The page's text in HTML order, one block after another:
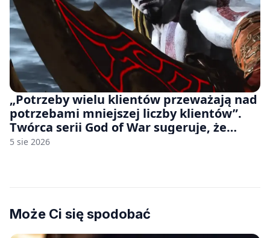
„Potrzeby wielu klientów przeważają nad
potrzebami mniejszej liczby klientów”.
Twórca serii God of War sugeruje, że
rozumie, dlaczego Sony rezygnuje z gier
5 sie 2026
Może Ci się spodobać